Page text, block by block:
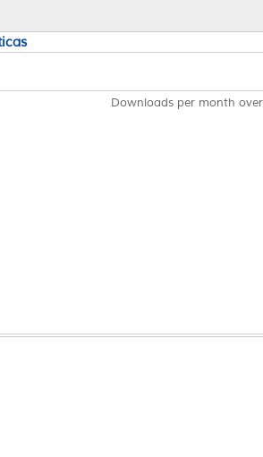
Downloads per month